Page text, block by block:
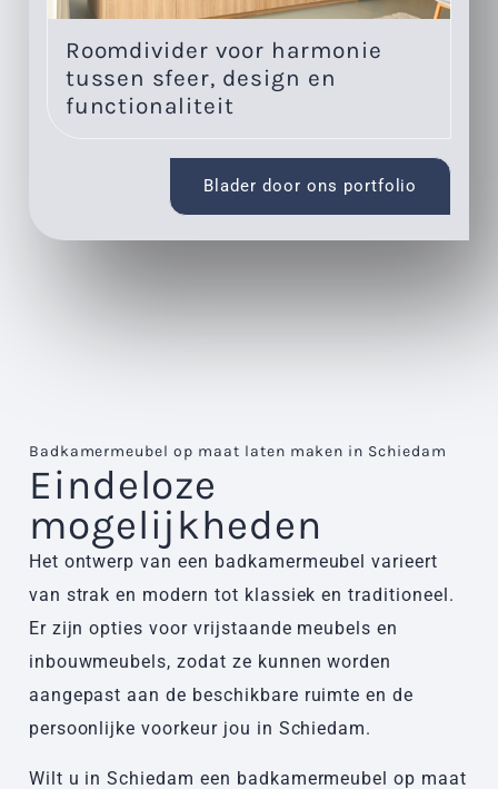
Roomdivider voor harmonie
tussen sfeer, design en
functionaliteit
Blader door ons portfolio
Badkamermeubel op maat laten maken in Schiedam
Eindeloze
mogelijkheden
Het ontwerp van een badkamermeubel varieert
van strak en modern tot klassiek en traditioneel.
Er zijn opties voor vrijstaande meubels en
inbouwmeubels, zodat ze kunnen worden
aangepast aan de beschikbare ruimte en de
persoonlijke voorkeur jou in Schiedam.
Wilt u in Schiedam een badkamermeubel op maat